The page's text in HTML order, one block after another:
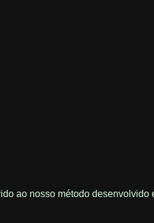
ao nosso método